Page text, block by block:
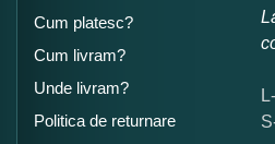
Ce nota acordati acestui
Cum platesc?
Cum livram?
Unde livram?
Politica de returnare